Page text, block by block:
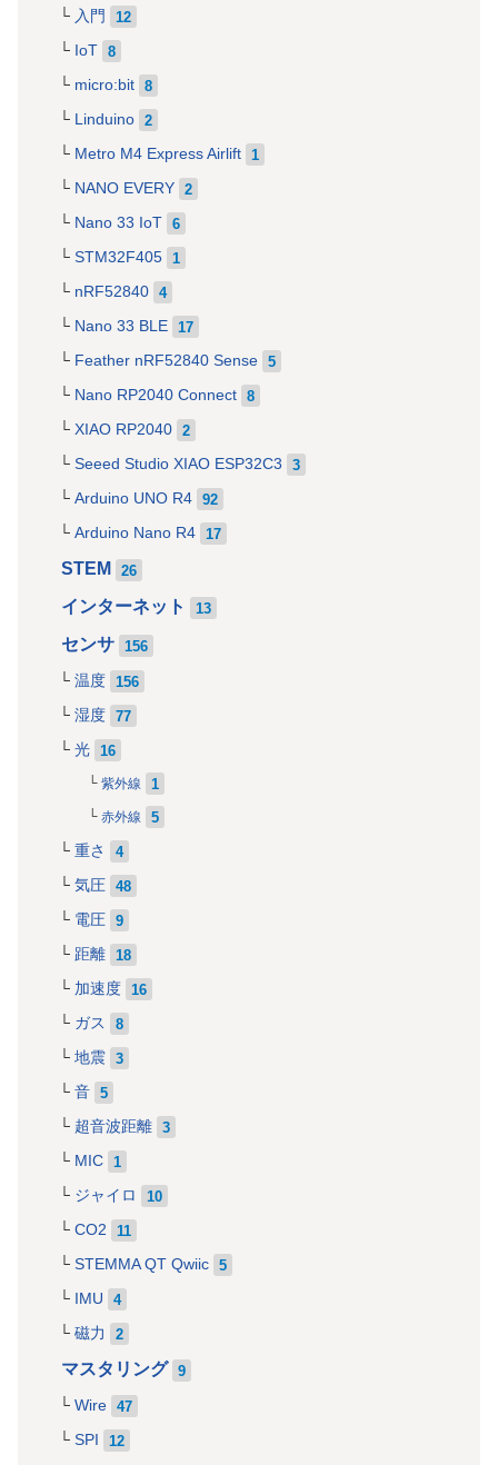
入門 12
IoT 8
micro:bit 8
Linduino 2
Metro M4 Express Airlift 1
NANO EVERY 2
Nano 33 IoT 6
STM32F405 1
nRF52840 4
Nano 33 BLE 17
Feather nRF52840 Sense 5
Nano RP2040 Connect 8
XIAO RP2040 2
Seeed Studio XIAO ESP32C3 3
Arduino UNO R4 92
Arduino Nano R4 17
STEM 26
インターネット 13
センサ 156
温度 156
湿度 77
光 16
紫外線 1
赤外線 5
重さ 4
気圧 48
電圧 9
距離 18
加速度 16
ガス 8
地震 3
音 5
超音波距離 3
MIC 1
ジャイロ 10
CO2 11
STEMMA QT Qwiic 5
IMU 4
磁力 2
マスタリング 9
Wire 47
SPI 12